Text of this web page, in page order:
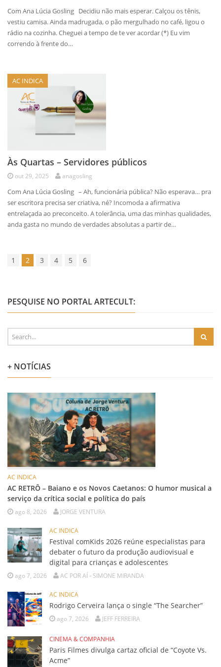
Com Ana Lúcia Gosling Decidiu não mais esperar. Calçou os tênis,
vestiu camisa. Ainda madrugada, o pão mergulhado no café, ligou o
rádio na cozinha. Cheguei a tempo de te ver acordar (*) Eu vim
correndo à frente do…
AC INDICA
Às Quartas – Servidores públicos
out 29, 2025 anagosling
Com Ana Lúcia Gosling – Ah, funcionária pública? Não esperava… pra
ser escritora precisa ser criativa, né? Incomoda a afirmativa
entrelaçada ao preconceito. A tolerância, uma das minhas qualidades,
anda gasta no mundo de verdades absolutas a partir de…
1 2 3 4 5 6
PESQUISE NO PORTAL ARTECULT:
+ NOTÍCIAS
AC INDICA
AC RETRÔ – Baiano e os Novos Caetanos: O humor musical a
serviço da crítica social e política do país
ago 8, 2026 JORGE VENTURA
AC INDICA
Festival comKids 2026 reúne especialistas para
debater o futuro da produção audiovisual e
digital para crianças e adolescentes
ago 7, 2026 AC POR AÍ - SIMONE MIRANDA
AC INDICA
Rodrigo Cerveira lança o single “The Searcher”
ago 7, 2026 JEFF FERREIRA
CINEMA & COMPANHIA
Paris Filmes divulga cartaz oficial de “Coyote Vs.
Acme”